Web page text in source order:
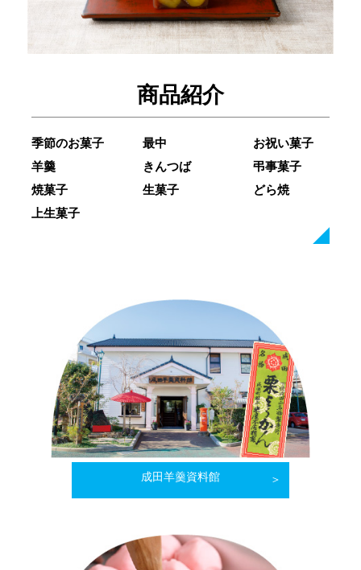
商品紹介
季節のお菓子 最中
お祝い菓子
羊羹
きんつば
弔事菓子
焼菓子
生菓子
どら焼
上生菓子
成田羊羹資料館